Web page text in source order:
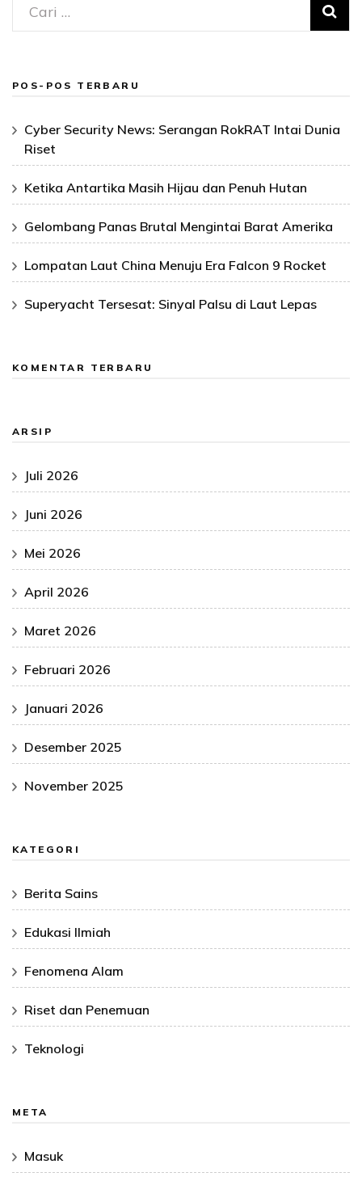
Cari
untuk:
POS-POS TERBARU
Cyber Security News: Serangan RokRAT Intai Dunia
Riset
Ketika Antartika Masih Hijau dan Penuh Hutan
Gelombang Panas Brutal Mengintai Barat Amerika
Lompatan Laut China Menuju Era Falcon 9 Rocket
Superyacht Tersesat: Sinyal Palsu di Laut Lepas
KOMENTAR TERBARU
ARSIP
Juli 2026
Juni 2026
Mei 2026
April 2026
Maret 2026
Februari 2026
Januari 2026
Desember 2025
November 2025
KATEGORI
Berita Sains
Edukasi Ilmiah
Fenomena Alam
Riset dan Penemuan
Teknologi
META
Masuk